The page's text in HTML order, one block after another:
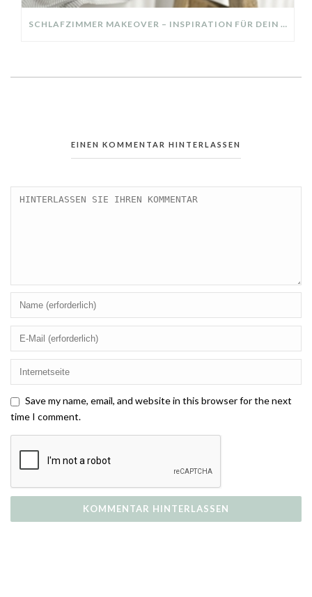
SCHLAFZIMMER MAKEOVER – INSPIRATION FÜR DEIN SCHLAFZIMMER: AUS ALT MACH NEU – HELL, GEMÜTLICH UND EINLADEND
EINEN KOMMENTAR HINTERLASSEN
Save my name, email, and website in this browser for the next
time I comment.